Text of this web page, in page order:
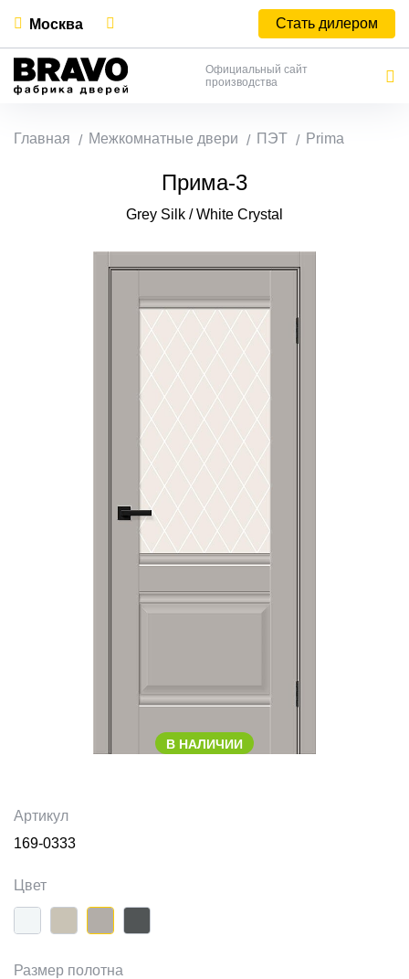
Москва Стать дилером
Официальный сайт
производства
Главная Межкомнатные двери ПЭТ Prima
Прима-3
Grey Silk / White Сrystal
В НАЛИЧИИ
Артикул
169-0333
Цвет
Размер полотна